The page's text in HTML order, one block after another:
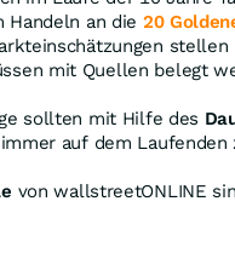
an die 20
mit Quellen belegt
sollten mit Hilfe des
auf dem Laufenden
von wallstreetONLINE